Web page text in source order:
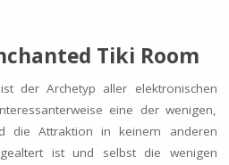
Tiki Room
der Archetyp aller elektronischen
eine der wenigen,
die Attraktion in keinem anderen
ist und selbst die wenigen